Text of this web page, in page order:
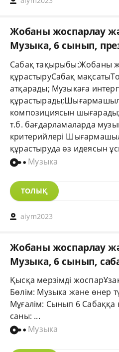
Жобаны жоспарлау
Музыка, 6 сынып,
Сабақ тақырыбы:Жобаны
құрастыруСабақ
атқарады; Музыкаға
композициясын
т.б. бағдарламаларда
критерийлері
құрастыруда өз идеясын
Музыка
ТОЛЫҚ
aiym2023
Жобаны жоспарлау
Музыка, 6 сынып,
Қысқа мерзімді
Бөлім: Музыка және өнер
Мұғалім: Сынып 6
саны: ...
Музыка